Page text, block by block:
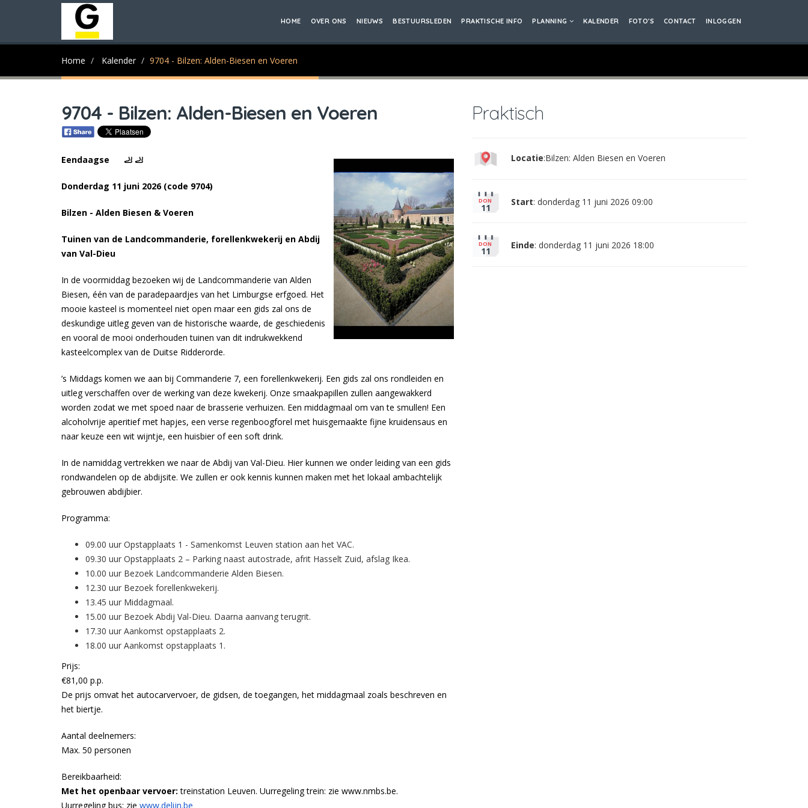
HOME OVER ONS NIEUWS BESTUURSLEDEN PRAKTISCHE INFO PLANNING KALENDER FOTO'S CONTACT INLOGGEN
Home Kalender 9704 - Bilzen: Alden-Biesen en Voeren
9704 - Bilzen: Alden-Biesen en Voeren
Eendaagse 🦶 🦶
Donderdag 11 juni 2026 (code 9704)
Bilzen - Alden Biesen & Voeren
Tuinen van de Landcommanderie, forellenkwekerij en Abdij
van Val-Dieu
In de voormiddag bezoeken wij de Landcommanderie van Alden
Biesen, één van de paradepaardjes van het Limburgse erfgoed. Het
mooie kasteel is momenteel niet open maar een gids zal ons de
deskundige uitleg geven van de historische waarde, de geschiedenis
en vooral de mooi onderhouden tuinen van dit indrukwekkend
kasteelcomplex van de Duitse Ridderorde.
’s Middags komen we aan bij Commanderie 7, een forellenkwekerij. Een gids zal ons rondleiden en
uitleg verschaffen over de werking van deze kwekerij. Onze smaakpapillen zullen aangewakkerd
worden zodat we met spoed naar de brasserie verhuizen. Een middagmaal om van te smullen! Een
alcoholvrije aperitief met hapjes, een verse regenboogforel met huisgemaakte fijne kruidensaus en
naar keuze een wit wijntje, een huisbier of een soft drink.
In de namiddag vertrekken we naar de Abdij van Val-Dieu. Hier kunnen we onder leiding van een gids
rondwandelen op de abdijsite. We zullen er ook kennis kunnen maken met het lokaal ambachtelijk
gebrouwen abdijbier.
Programma:
09.00 uur Opstapplaats 1 - Samenkomst Leuven station aan het VAC.
09.30 uur Opstapplaats 2 – Parking naast autostrade, afrit Hasselt Zuid, afslag Ikea.
10.00 uur Bezoek Landcommanderie Alden Biesen.
12.30 uur Bezoek forellenkwekerij.
13.45 uur Middagmaal.
15.00 uur Bezoek Abdij Val-Dieu. Daarna aanvang terugrit.
17.30 uur Aankomst opstapplaats 2.
18.00 uur Aankomst opstapplaats 1.
Prijs:
€81,00 p.p.
De prijs omvat het autocarvervoer, de gidsen, de toegangen, het middagmaal zoals beschreven en
het biertje.
Aantal deelnemers:
Max. 50 personen
Bereikbaarheid:
Met het openbaar vervoer: treinstation Leuven. Uurregeling trein: zie www.nmbs.be.
Uurregeling bus: zie www.delijn.be
Praktisch
Locatie:Bilzen: Alden Biesen en Voeren
DON
11
Start: donderdag 11 juni 2026 09:00
DON
11
Einde: donderdag 11 juni 2026 18:00